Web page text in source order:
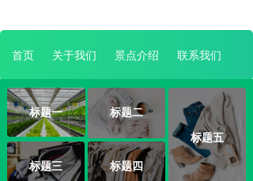
首页 关于我们 景点介绍 联系我们
标题一
标题五
标题二
标题三 标题四